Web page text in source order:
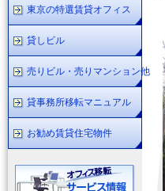
東京の特選賃貸オフィス
貸しビル
売りビル・売りマンション他
貸事務所移転マニュアル
お勧め賃貸住宅物件